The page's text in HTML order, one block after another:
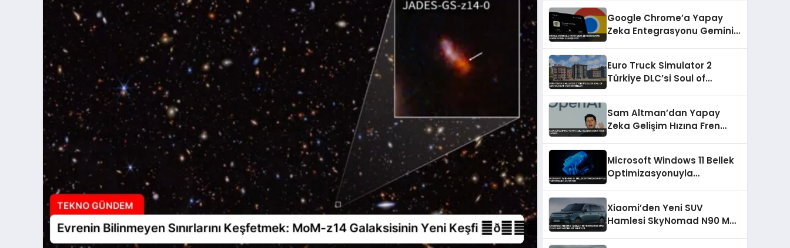
Google Chrome’a Yapay
Zeka Entegrasyonu Gemini
Euro Truck Simulator 2
Türkiye DLC’si Soul of
Sam Altman’dan Yapay
Zeka Gelişim Hızına Fren
Microsoft Windows 11 Bellek
Optimizasyonuyla
Xiaomi’den Yeni SUV
Hamlesi SkyNomad N90 Max